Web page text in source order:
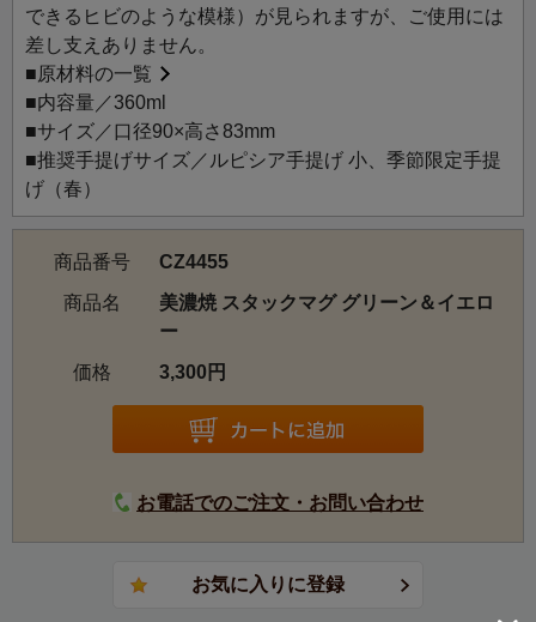
ること。
できるヒビのような模様）が見られますが、ご使用には
差し支えありません。
■原材料の一覧
■内容量／360ml
■サイズ／口径90×高さ83mm
■推奨手提げサイズ／ルピシア手提げ 小、季節限定手提
げ（春）
商品番号
CZ4455
商品名
美濃焼 スタックマグ グリーン＆イエロ
ー
価格
3,300円
お電話でのご注文・お問い合わせ